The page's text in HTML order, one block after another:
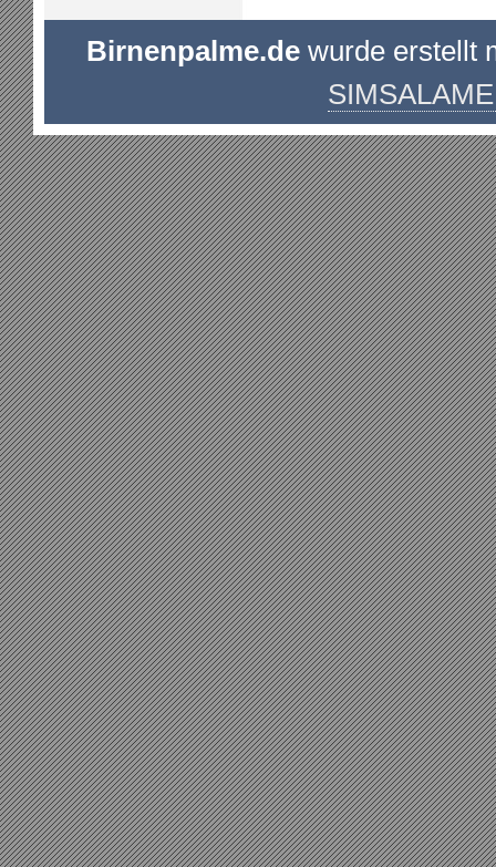
Birnenpalme.de wurde erstellt